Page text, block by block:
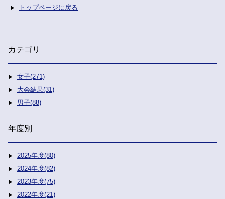
トップページに戻る
カテゴリ
女子(271)
大会結果(31)
男子(88)
年度別
2025年度(80)
2024年度(82)
2023年度(75)
2022年度(21)